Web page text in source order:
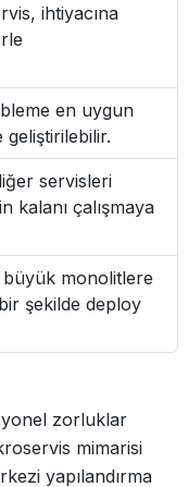
ihtiyacına
en uygun
servisleri
kalanı çalışmaya
monolitlere
şekilde deploy
zorluklar
mimarisi
yapılandırma